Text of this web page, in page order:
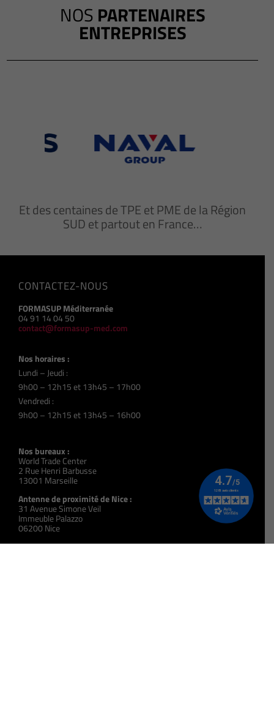
NOS PARTENAIRES
ENTREPRISES
Et des centaines de TPE et PME de la Région
SUD et partout en France…
CONTACTEZ-NOUS
FORMASUP Méditerranée
04 91 14 04 50
contact@formasup-med.com
Nos horaires :
Lundi – Jeudi :
9h00 – 12h15 et 13h45 – 17h00
Vendredi :
9h00 – 12h15 et 13h45 – 16h00
Nos bureaux :
World Trade Center
2 Rue Henri Barbusse
13001 Marseille
Antenne de proximité de Nice :
31 Avenue Simone Veil
Immeuble Palazzo
06200 Nice